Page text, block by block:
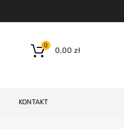
0,00 zł
0
KONTAKT